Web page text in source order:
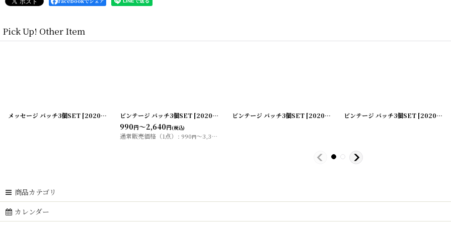
Pick Up! Other Item
]
ビンテージ バッチ3個SET [20200422-8 ]
ビンテージ バッチ3個SET [20200422-7 ]
ビンテージ バッチ3個SET [20200422-6 ]
ビンテージ バッチ3個SET [20200422-5
商品カテゴリ
カレンダー